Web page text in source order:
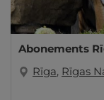
Abonements
Rīga, Rīgas